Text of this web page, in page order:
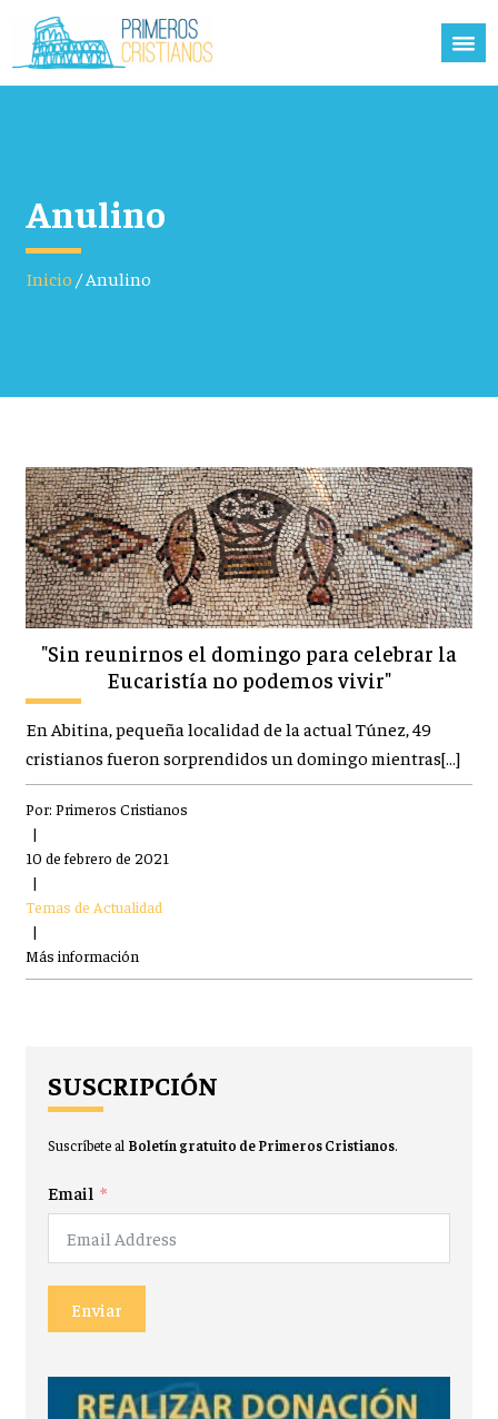
Anulino
Inicio/Anulino
"Sin reunirnos el domingo para celebrar la
Eucaristía no podemos vivir"
En Abitina, pequeña localidad de la actual Túnez, 49
cristianos fueron sorprendidos un domingo mientras[…]
Por: Primeros Cristianos
|
10 de febrero de 2021
|
Temas de Actualidad
|
Más información
SUSCRIPCIÓN
Suscríbete al Boletín gratuito de Primeros Cristianos.
Email
Enviar